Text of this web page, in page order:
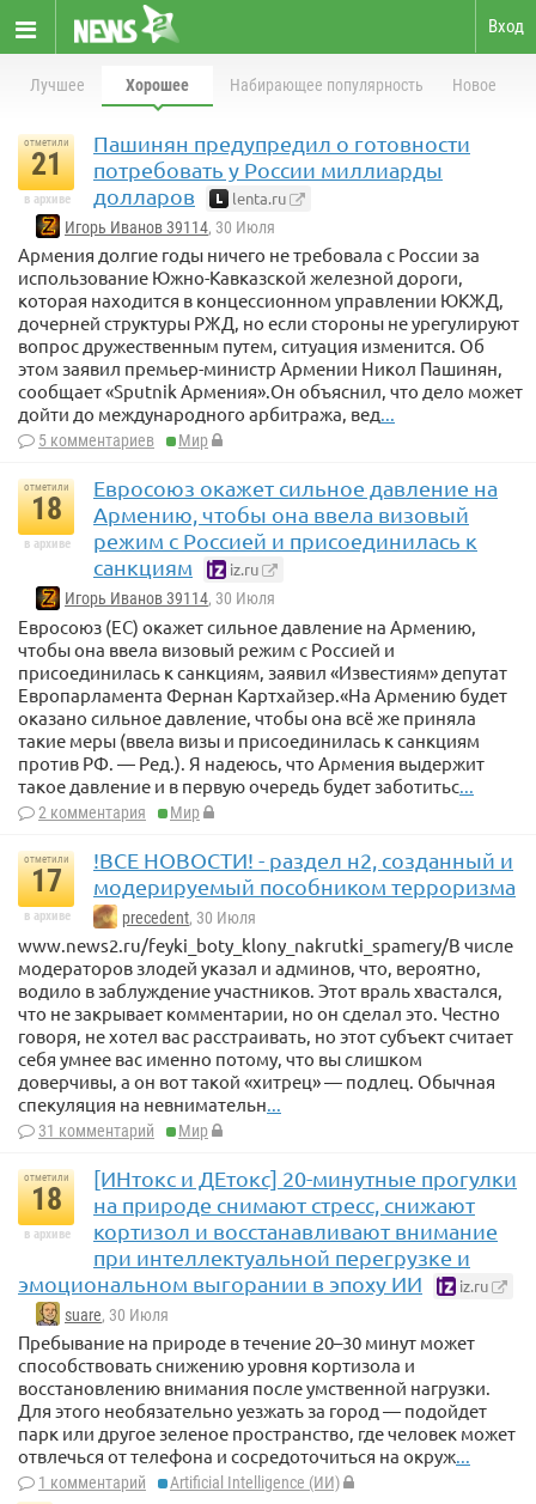
Вход
Лучшее Хорошее Набирающее популярность Новое
отметили
21
в архиве
Пашинян предупредил о готовности
потребовать у России миллиарды
долларов
lenta.ru
Игорь Иванов 39114, 30 Июля
Армения долгие годы ничего не требовала с России за
использование Южно-Кавказской железной дороги,
которая находится в концессионном управлении ЮКЖД,
дочерней структуры РЖД, но если стороны не урегулируют
вопрос дружественным путем, ситуация изменится. Об
этом заявил премьер-министр Армении Никол Пашинян,
сообщает «Sputnik Армения».Он объяснил, что дело может
дойти до международного арбитража, вед...
5 комментариев Мир
отметили
18
в архиве
Евросоюз окажет сильное давление на
Армению, чтобы она ввела визовый
режим с Россией и присоединилась к
санкциям
iz.ru
Игорь Иванов 39114, 30 Июля
Евросоюз (ЕС) окажет сильное давление на Армению,
чтобы она ввела визовый режим с Россией и
присоединилась к санкциям, заявил «Известиям» депутат
Европарламента Фернан Картхайзер.«На Армению будет
оказано сильное давление, чтобы она всё же приняла
такие меры (ввела визы и присоединилась к санкциям
против РФ. — Ред.). Я надеюсь, что Армения выдержит
такое давление и в первую очередь будет заботитьс
2 комментария Мир
отметили
17
в архиве
!ВСЕ НОВОСТИ! - раздел н2, созданный и
модерируемый пособником терроризма
precedent, 30 Июля
www.news2.ru/feyki_boty_klony_nakrutki_spamery/В числе
модераторов злодей указал и админов, что, вероятно,
водило в заблуждение участников. Этот враль хвастался,
что не закрывает комментарии, но он сделал это. Честно
говоря, не хотел вас расстраивать, но этот субъект считает
себя умнее вас именно потому, что вы слишком
доверчивы, а он вот такой «хитрец» — подлец. Обычная
спекуляция на невнимательн...
31 комментарий Мир
отметили
18
в архиве
[ИНтокс и ДЕтокс] 20-минутные прогулки
на природе снимают стресс, снижают
кортизол и восстанавливают внимание
при интеллектуальной перегрузке и
эмоциональном выгорании в эпоху ИИ
iz.ru
suare, 30 Июля
Пребывание на природе в течение 20–30 минут может
способствовать снижению уровня кортизола и
восстановлению внимания после умственной нагрузки.
Для этого необязательно уезжать за город — подойдет
парк или другое зеленое пространство, где человек может
отвлечься от телефона и сосредоточиться на окруж...
1 комментарий
Artificial Intelligence (ИИ)